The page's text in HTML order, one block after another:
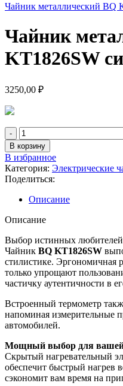
Чайник металлический BQ
Чайник
KT1826SW
3250,00 ₽
В корзину
В избранное
Категория: Электрические
Поделиться:
Описание
Описание
Выбор истинных любителей
Чайник BQ KT1826SW
стилистике. Эргономичная
только упрощают
частичку аутентичности в
Встроенный термометр
напоминая измерительные
автомобилей.
Мощный выбор для вашей
Скрытый нагревательный
обеспечит быстрый нагрев
сэкономит вам время на